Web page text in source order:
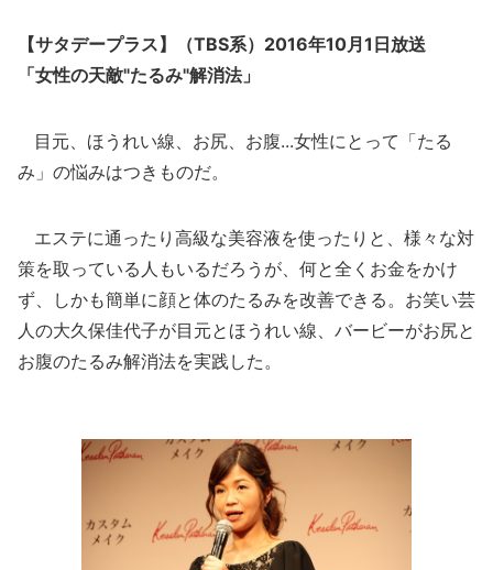
【サタデープラス】（TBS系）2016年10月1日放送
「女性の天敵"たるみ"解消法」
目元、ほうれい線、お尻、お腹...女性にとって「たる
み」の悩みはつきものだ。
エステに通ったり高級な美容液を使ったりと、様々な対
策を取っている人もいるだろうが、何と全くお金をかけ
ず、しかも簡単に顔と体のたるみを改善できる。お笑い芸
人の大久保佳代子が目元とほうれい線、バービーがお尻と
お腹のたるみ解消法を実践した。